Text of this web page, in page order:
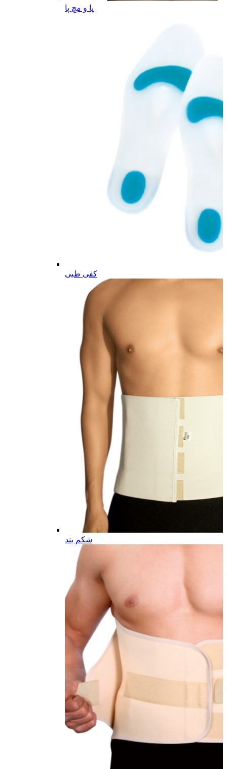
پا و مچ پا
کفی طبی
شکم بند